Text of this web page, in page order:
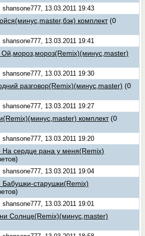
13.03.2011 19:43
комплект (0
13.03.2011 19:41
13.03.2011 19:30
разговор(Remix)(минус,master) (0
13.03.2011 19:27
комплект (0
13.03.2011 19:20
сердце рана у меня(Remix)
13.03.2011 19:04
старушки(Remix)
13.03.2011 19:01
Солнце(Remix)(минус,master)